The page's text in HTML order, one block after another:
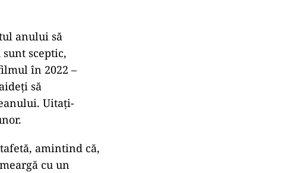
anului să
sceptic,
în 2022 –
ţi să
Uitaţi-
amintind că,
cu un